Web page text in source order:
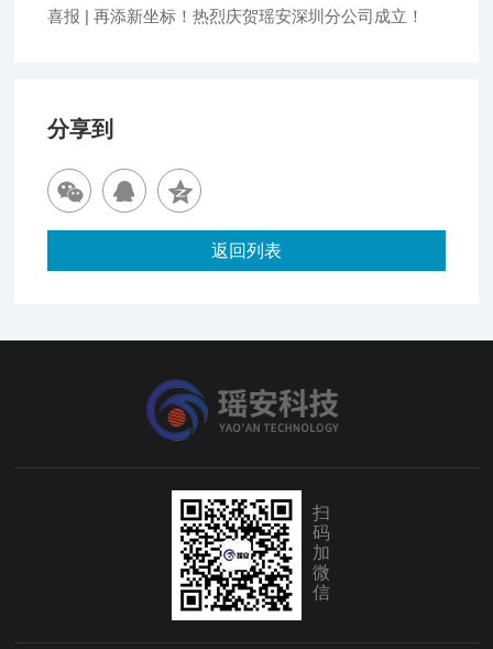
喜报 | 再添新坐标！热烈庆贺瑶安深圳分公司成立！
分享到
返回列表
扫
码
加
微
信